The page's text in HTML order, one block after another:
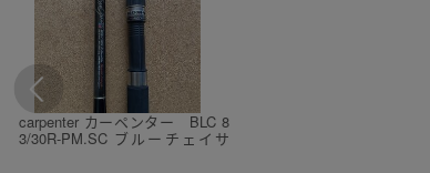
carpenter カーペンター BLC 8
3/30R-PM.SC ブルーチェイサ